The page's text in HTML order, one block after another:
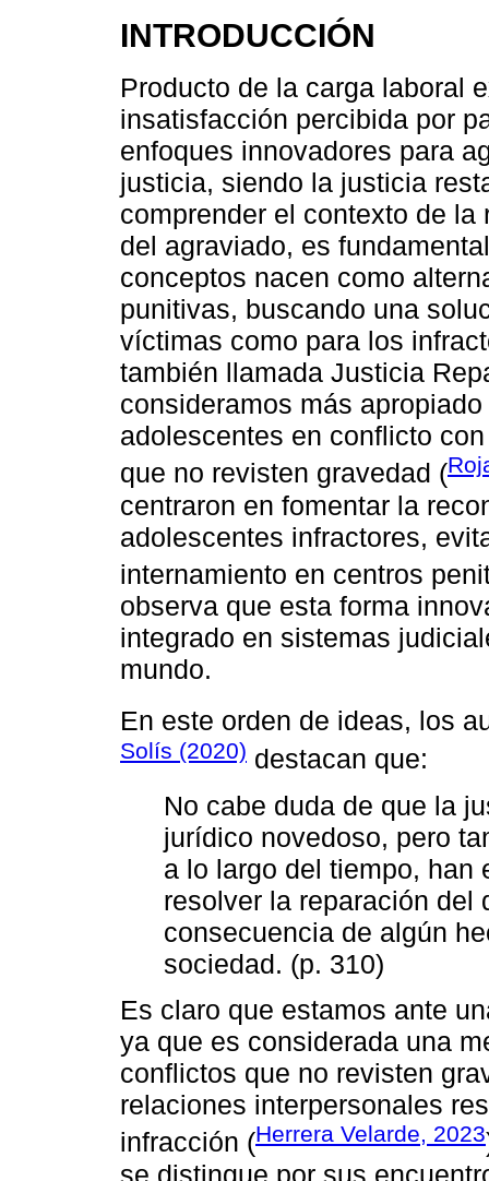
INTRODUCCIÓN
Producto de la carga laboral
insatisfacción percibida por
enfoques innovadores para
justicia, siendo la justicia
comprender el contexto de
del agraviado, es
conceptos nacen como
punitivas, buscando una
víctimas como para los
también llamada Justicia
consideramos más
adolescentes en conflicto
que no revisten gravedad (
centraron en fomentar la
adolescentes infractores,
internamiento en centros
observa que esta forma
integrado en sistemas
mundo.
En este orden de ideas, los
Solís (2020) destacan que:
No cabe duda de que la
jurídico novedoso, pero
a lo largo del tiempo, han
resolver la reparación del
consecuencia de algún
sociedad. (p. 310)
Es claro que estamos ante
ya que es considerada una
conflictos que no revisten
relaciones interpersonales
infracción (Herrera Velarde, 2023
se distingue por sus